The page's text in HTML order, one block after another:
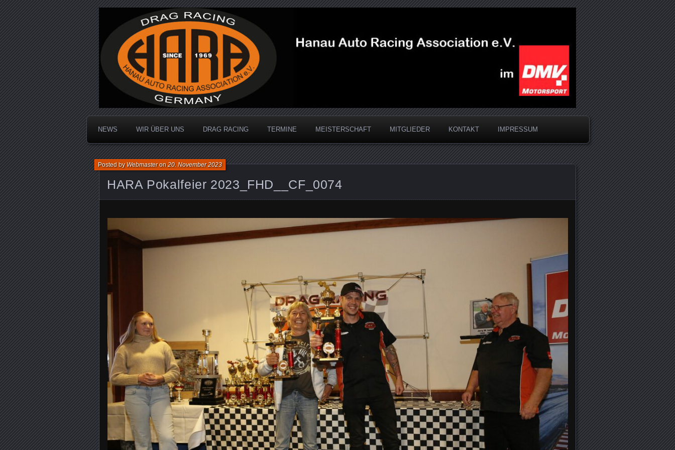
Hanau Auto Racing Association
Dragracing auf der 1/4 Meile
NEWS WIR ÜBER UNS DRAG RACING TERMINE MEISTERSCHAFT MITGLIEDER KONTAKT IMPRESSUM
HARA Pokalfeier 2023_FHD__CF_0074
Posted byWebmasteron20. November 2023